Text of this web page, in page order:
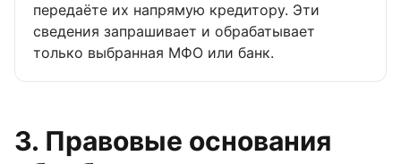
передаёте их напрямую кредитору. Эти
сведения запрашивает и обрабатывает
только выбранная МФО или банк.
3. Правовые основания